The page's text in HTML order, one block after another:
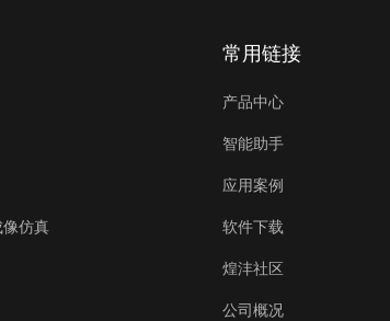
仿真
常用链接
产品中心
智能助手
应用案例
软件下载
煌沣社区
公司概况